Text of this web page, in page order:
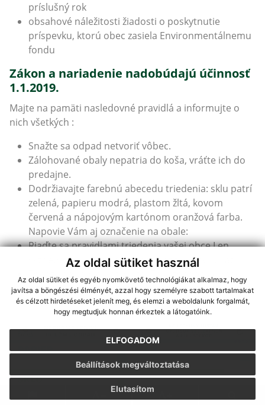
Az oldal sütiket használ
Az oldal sütiket és egyéb nyomkövető technológiákat alkalmaz, hogy
javítsa a böngészési élményét, azzal hogy személyre szabott tartalmakat
és célzott hirdetéseket jelenít meg, és elemzi a weboldalunk forgalmát,
hogy megtudjuk honnan érkeztek a látogatóink.
ELFOGADOM
Elutasítom
Beállítások megváltoztatása
príslušný rok
obsahové náležitosti žiadosti o poskytnutie
príspevku, ktorú obec zasiela Environmentálnemu
fondu
Zákon a nariadenie nadobúdajú účinnosť
1.1.2019.
Majte na pamäti nasledovné pravidlá a informujte o
nich všetkých :
Snažte sa odpad netvoriť vôbec.
Zálohované obaly nepatria do koša, vráťte ich do
predajne.
Dodržiavajte farebnú abecedu triedenia: sklu patrí
zelená, papieru modrá, plastom žltá, kovom
červená a nápojovým kartónom oranžová farba.
Napovie Vám aj označenie na obale:
Riaďte sa pravidlami triedenia vašej obce.Len
vytriedený odpad sa dá zhodnotiť a recyklovať.
Trieďte odpad, oplatí sa to. Za vytriedený odpad
občan neplatí, jeho zber hradia výrobcovia
prostredníctvom OZV ENVI - PAK.